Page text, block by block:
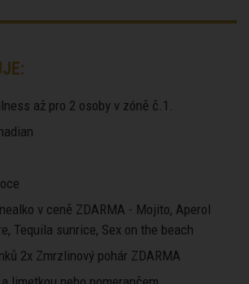
až pro 2 osoby v zóně č.1.
v ceně ZDARMA - Mojito, Aperol
Tequila sunrice, Sex on the beach
2x Zmrzlinový pohár ZDARMA